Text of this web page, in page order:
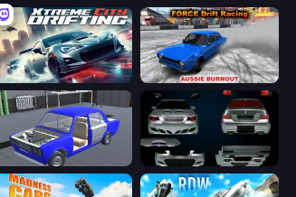
Xtreme City Drifting Force Drift Racing: Aussie Burnout
Taz Mechanic Simulator Decorate My BMW M5